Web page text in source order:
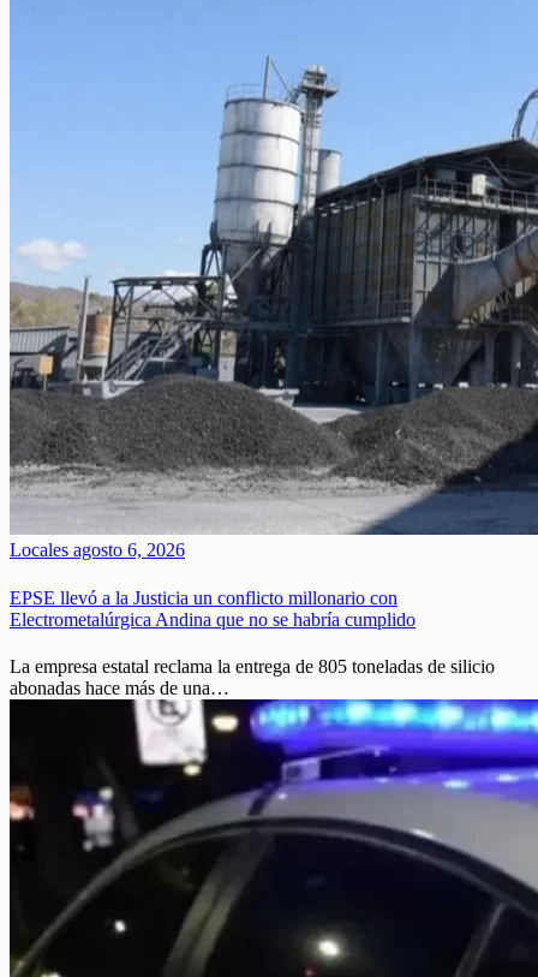
Locales agosto 6, 2026
EPSE llevó a la Justicia un conflicto millonario con
Electrometalúrgica Andina que no se habría cumplido
La empresa estatal reclama la entrega de 805 toneladas de silicio
abonadas hace más de una…